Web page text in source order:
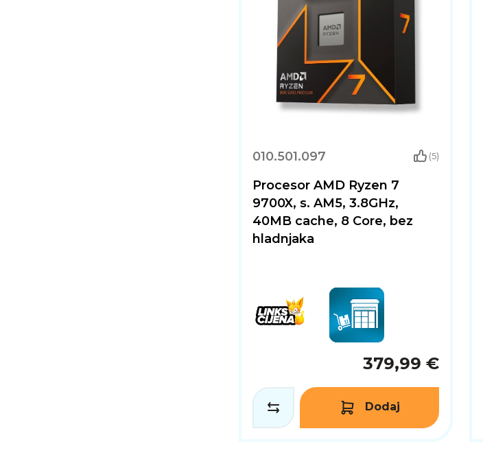
010.501.097 (5)
Procesor AMD Ryzen 7
9700X, s. AM5, 3.8GHz,
40MB cache, 8 Core, bez
hladnjaka
379,99 €
Dodaj